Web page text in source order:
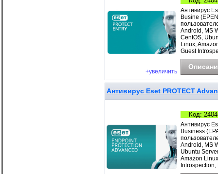
+увеличить
Антивирус
Busine
Android, MS
CentOS,
Linux,
Guest
Антивирус Eset PROTECT
Код:
Антивирус
Business
Android, MS
Ubuntu
Amazon